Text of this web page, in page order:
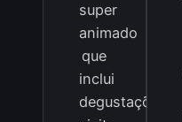
super
animado
que
inclui
degustações,